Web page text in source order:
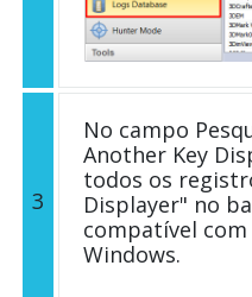
3
No campo
Another Key
todos os
Displayer" no
compatível com
Windows.